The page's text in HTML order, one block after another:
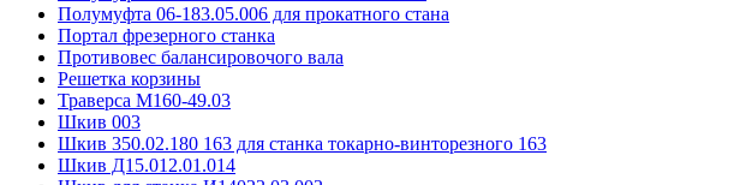
Полумуфта 06-183.05.006 для прокатного стана
Портал фрезерного станка
Противовес балансировочого вала
Решетка корзины
Траверса М160-49.03
Шкив 003
Шкив 350.02.180 163 для станка токарно-винторезного 163
Шкив Д15.012.01.014